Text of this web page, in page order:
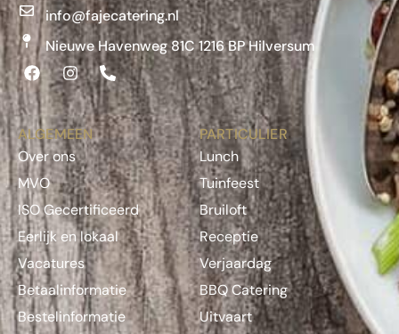
info@fajecatering.nl
Nieuwe Havenweg 81C 1216 BP Hilversum
ALGEMEEN
Over ons
MVO
ISO Gecertificeerd
Eerlijk en lokaal
Vacatures
Betaalinformatie
Bestelinformatie
PARTICULIER
Lunch
Tuinfeest
Bruiloft
Receptie
Verjaardag
BBQ Catering
Uitvaart